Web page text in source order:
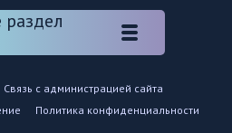
Связь с администрацией сайта
Политика конфиденциальности